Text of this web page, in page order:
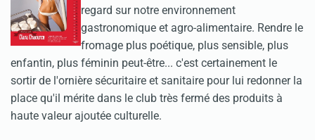
regard sur notre environnement
gastronomique et agro-alimentaire. Rendre le
fromage plus poétique, plus sensible, plus
enfantin, plus féminin peut-être... c'est certainement le
sortir de l'ornière sécuritaire et sanitaire pour lui redonner la
place qu'il mérite dans le club très fermé des produits à
haute valeur ajoutée culturelle.